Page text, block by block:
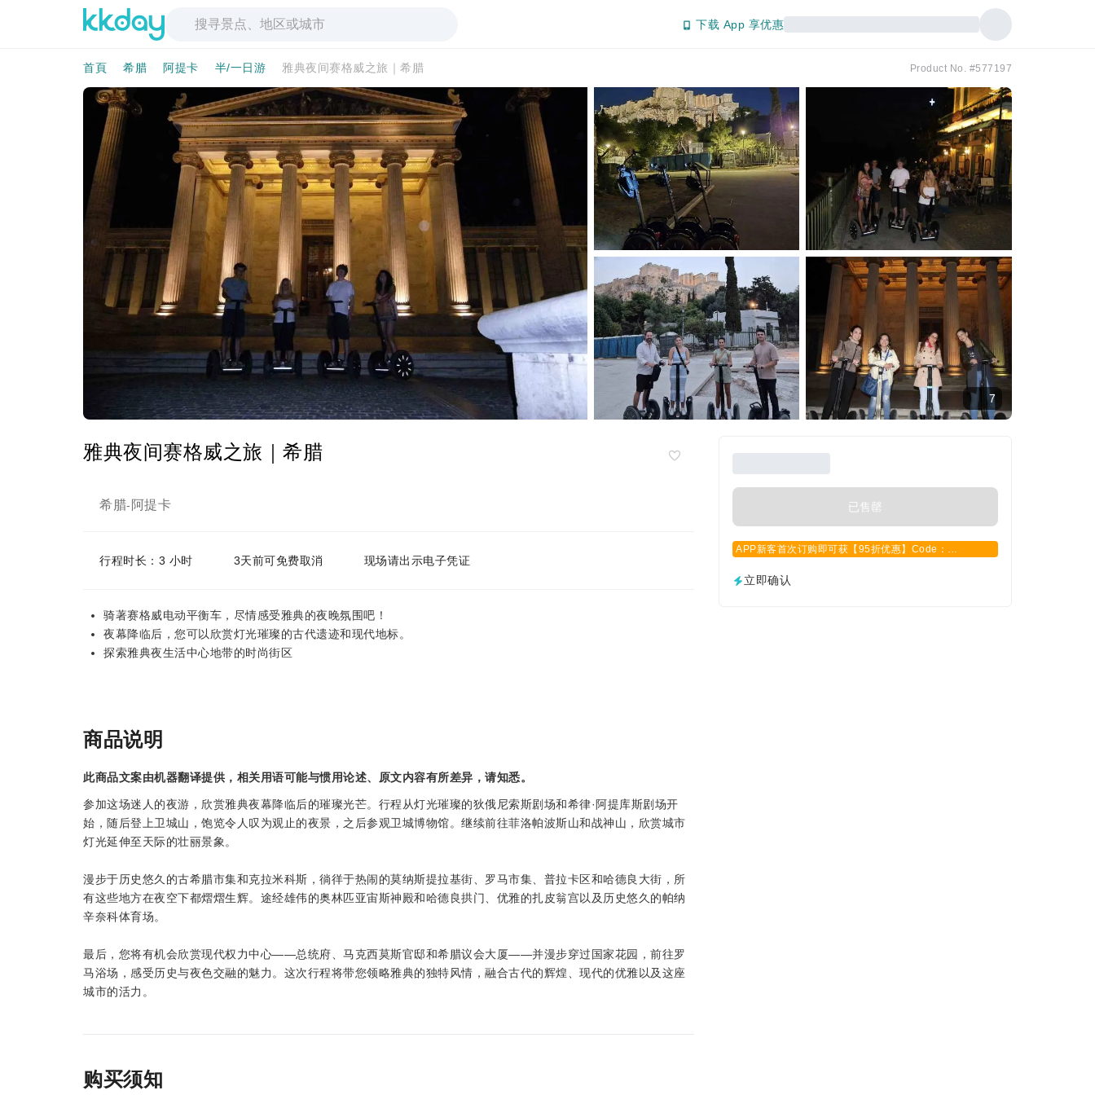
下载 App 享优惠
首頁 希腊 阿提卡 半/一日游 雅典夜间赛格威之旅｜希腊 Product No. #577197
7
雅典夜间赛格威之旅｜希腊
希腊- 阿提卡
行程时长：3 小时 3天前可免费取消 现场请出示电子凭证
骑著赛格威电动平衡车，尽情感受雅典的夜晚氛围吧！
夜幕降临后，您可以欣赏灯光璀璨的古代遗迹和现代地标。
探索雅典夜生活中心地带的时尚街区
已售罄
APP新客首次订购即可获【95折优惠】Code：
立即确认
商品说明
此商品文案由机器翻译提供，相关用语可能与惯用论述、原文内容有所差异，请知悉。
参加这场迷人的夜游，欣赏雅典夜幕降临后的璀璨光芒。行程从灯光璀璨的狄俄尼索斯剧场和希律·阿提库斯剧场开
始，随后登上卫城山，饱览令人叹为观止的夜景，之后参观卫城博物馆。继续前往菲洛帕波斯山和战神山，欣赏城市
灯光延伸至天际的壮丽景象。
漫步于历史悠久的古希腊市集和克拉米科斯，徜徉于热闹的莫纳斯提拉基街、罗马市集、普拉卡区和哈德良大街，所
有这些地方在夜空下都熠熠生辉。途经雄伟的奥林匹亚宙斯神殿和哈德良拱门、优雅的扎皮翁宫以及历史悠久的帕纳
辛奈科体育场。
最后，您将有机会欣赏现代权力中心——总统府、马克西莫斯官邸和希腊议会大厦——并漫步穿过国家花园，前往罗
马浴场，感受历史与夜色交融的魅力。这次行程将带您领略雅典的独特风情，融合古代的辉煌、现代的优雅以及这座
城市的活力。
购买须知